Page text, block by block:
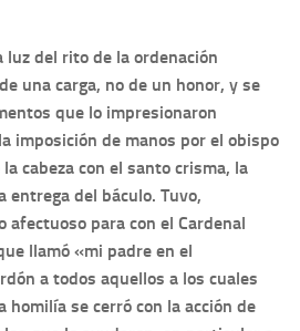
del rito de la ordenación
una carga, no de un honor, y se
que lo impresionaron
imposición de manos por el obispo
cabeza con el santo crisma, la
entrega del báculo. Tuvo,
afectuoso para con el Cardenal
llamó «mi padre en el
a todos aquellos a los cuales
homilía se cerró con la acción de